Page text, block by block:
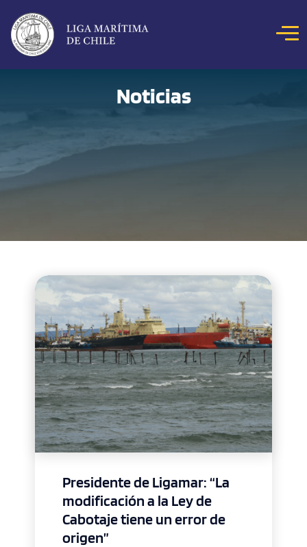
CONCURSOS
BIBLIOTECA DIGITAL
CONTACTO
modo claro
Noticias
Presidente de Ligamar: “La
modificación a la Ley de
Cabotaje tiene un error de
origen”